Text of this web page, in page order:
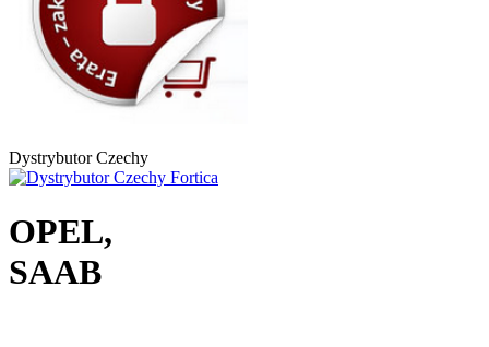
Dystrybutor Czechy
OPEL,
SAAB